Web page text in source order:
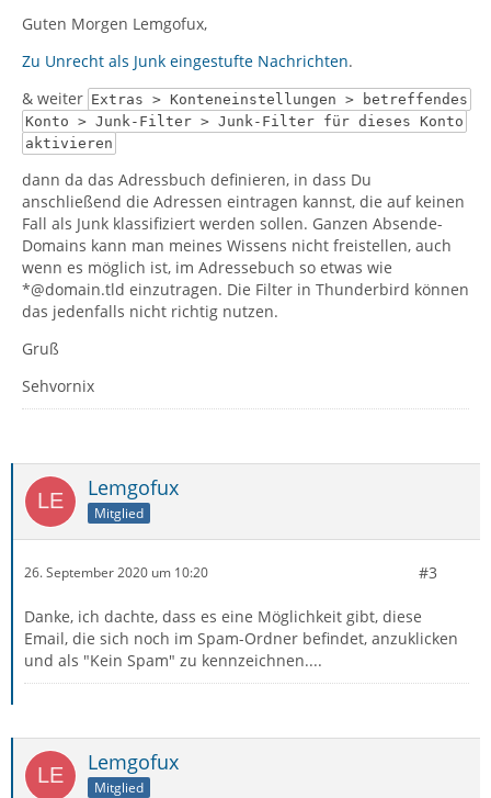
Guten Morgen Lemgofux,
Zu Unrecht als Junk eingestufte Nachrichten.
& weiter Extras > Konteneinstellungen > betreffendes
Konto > Junk-Filter > Junk-Filter für dieses Konto
aktivieren
dann da das Adressbuch definieren, in dass Du
anschließend die Adressen eintragen kannst, die auf keinen
Fall als Junk klassifiziert werden sollen. Ganzen Absende-
Domains kann man meines Wissens nicht freistellen, auch
wenn es möglich ist, im Adressebuch so etwas wie
*@domain.tld einzutragen. Die Filter in Thunderbird können
das jedenfalls nicht richtig nutzen.
Gruß
Sehvornix
Lemgofux
Mitglied
26. September 2020 um 10:20 #3
Danke, ich dachte, dass es eine Möglichkeit gibt, diese
Email, die sich noch im Spam-Ordner befindet, anzuklicken
und als "Kein Spam" zu kennzeichnen....
Lemgofux
Mitglied